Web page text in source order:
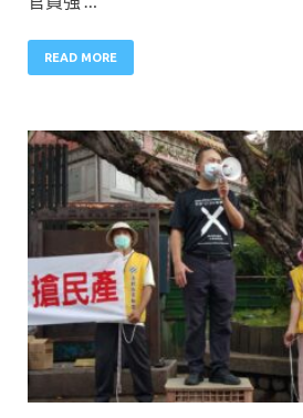
READ MORE